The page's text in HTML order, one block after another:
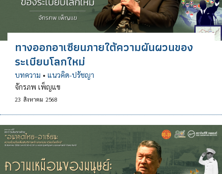
ทางออกอาเซียนภายใต้ความผันผวนของ
ระเบียบโลกใหม่
บทความ • แนวคิด-ปรัชญา
จักรภพ เพ็ญแข
23 สิงหาคม 2568